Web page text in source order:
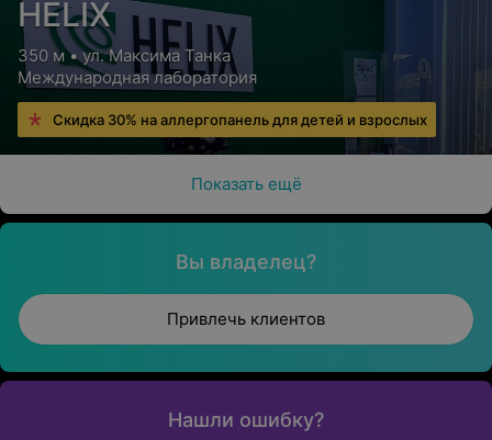
HELIX
350 м • ул. Максима Танка
Международная лаборатория
Скидка 30% на аллергопанель для детей и взрослых
Показать ещё
Вы владелец?
Привлечь клиентов
Нашли ошибку?